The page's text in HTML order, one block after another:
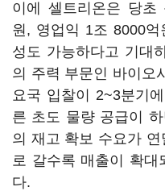
이에 셀트리온은 당초
원, 영업익 1조 8000
성도 가능하다고 기대
의 주력 부문인 바이
요국 입찰이 2~3분기
른 초도 물량 공급이
의 재고 확보 수요가 연
로 갈수록 매출이 확대
다.